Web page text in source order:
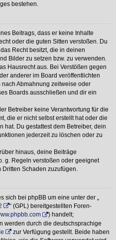
bestehen.
Beitrags, dass er keine Inhalte
oder die guten Sitten verstoßen. Du
Recht besitzt, die in deinen
Bilder zu setzen bzw. zu verwenden.
Hausrecht aus. Bei Verstößen gegen
anderer im Board veröffentlichten
Abmahnung zeitweise oder
Boards ausschließen und dir ein
Betreiber keine Verantwortung für die
die er nicht selbst erstellt hat oder die
hat. Du gestattest dem Betreiber, dein
jederzeit zu löschen oder zu
hinaus, deine Beiträge
g. Regeln verstoßen oder geeignet
Schaden zuzufügen.
sich bei phpBB um eine unter der „
“ (GPL) bereitgestellten Foren-
) handelt;
werden durch die deutschsprachige
zur Verfügung gestellt. Beide haben